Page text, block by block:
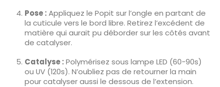
Pose :Appliquez le Popit sur l’ongle en partant de
la cuticule vers le bord libre. Retirez l’excédent de
matière qui aurait pu déborder sur les côtés avant
de catalyser.
Catalyse :Polymérisez sous lampe LED (60-90s)
ou UV (120s). N’oubliez pas de retourner la main
pour catalyser aussi le dessous de l’extension.